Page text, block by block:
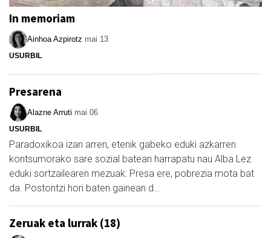
In memoriam
Ainhoa Azpirotz mai 13
USURBIL
Presarena
Alazne Arruti mai 06
USURBIL
Paradoxikoa izan arren, etenik gabeko eduki azkarren
kontsumorako sare sozial batean harrapatu nau Alba Lez
eduki sortzailearen mezuak: Presa ere, pobrezia mota bat
da. Postontzi hori baten gainean d…
Zeruak eta lurrak (18)